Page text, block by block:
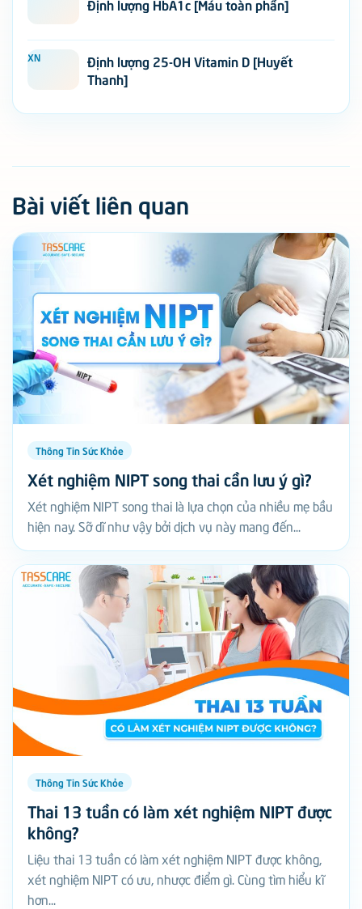
Định lượng HbA1c [Máu toàn phần]
XN
Định lượng 25-OH Vitamin D [Huyết
Thanh]
Bài viết liên quan
Thông Tin Sức Khỏe
Xét nghiệm NIPT song thai cần lưu ý gì?
Xét nghiệm NIPT song thai là lựa chọn của nhiều mẹ bầu
hiện nay. Sỡ dĩ như vậy bởi dịch vụ này mang đến...
Thông Tin Sức Khỏe
Thai 13 tuần có làm xét nghiệm NIPT được
không?
Liệu thai 13 tuần có làm xét nghiệm NIPT được không,
xét nghiệm NIPT có ưu, nhược điểm gì. Cùng tìm hiểu kĩ
hơn...